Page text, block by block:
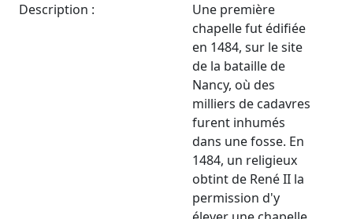
Description :
Une première
chapelle fut édifiée
en 1484, sur le site
de la bataille de
Nancy, où des
milliers de cadavres
furent inhumés
dans une fosse. En
1484, un religieux
obtint de René II la
permission d'y